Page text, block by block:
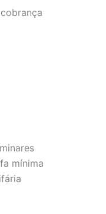
mínima